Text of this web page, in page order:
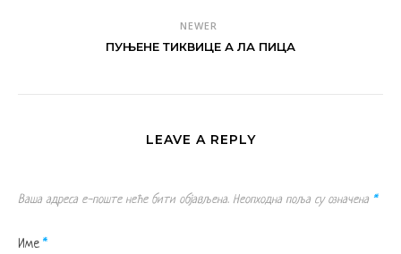
NEWER
ПУЊЕНЕ ТИКВИЦЕ А ЛА ПИЦА
LEAVE A REPLY
Ваша адреса е-поште неће бити објављена. Неопходна поља су означена *
Име *